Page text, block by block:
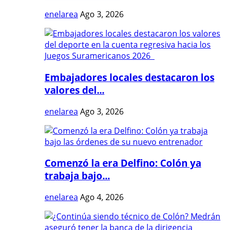
enelarea Ago 3, 2026
Embajadores locales destacaron los
valores del...
enelarea Ago 3, 2026
Comenzó la era Delfino: Colón ya
trabaja bajo...
enelarea Ago 4, 2026